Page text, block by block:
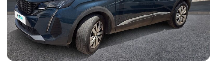
61549km.
2021()
10300 € SUJETO A FINANCIACION